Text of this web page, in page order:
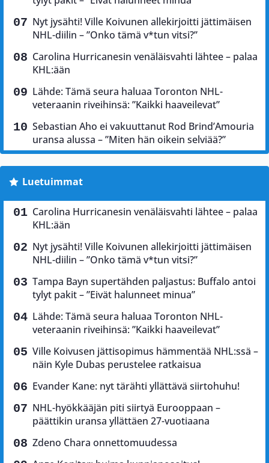
Nyt jysähti! Ville Koivunen allekirjoitti jättimäisen
NHL-diilin – ”Onko tämä v*tun vitsi?”
Carolina Hurricanesin venäläisvahti lähtee – palaa
KHL:ään
Lähde: Tämä seura haluaa Toronton NHL-
veteraanin riveihinsä: ”Kaikki haaveilevat”
Sebastian Aho ei vakuuttanut Rod Brind’Amouria
uransa alussa – ”Miten hän oikein selviää?”
Luetuimmat
Carolina Hurricanesin venäläisvahti lähtee – palaa
KHL:ään
Nyt jysähti! Ville Koivunen allekirjoitti jättimäisen
NHL-diilin – ”Onko tämä v*tun vitsi?”
Tampa Bayn supertähden paljastus: Buffalo antoi
tylyt pakit – ”Eivät halunneet minua”
Lähde: Tämä seura haluaa Toronton NHL-
veteraanin riveihinsä: ”Kaikki haaveilevat”
Ville Koivusen jättisopimus hämmentää NHL:ssä –
näin Kyle Dubas perustelee ratkaisua
Evander Kane: nyt tärähti yllättävä siirtohuhu!
NHL-hyökkääjän piti siirtyä Eurooppaan –
päättikin uransa yllättäen 27-vuotiaana
Zdeno Chara onnettomuudessa